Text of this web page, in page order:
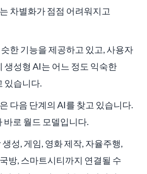
차별화가 점점 어려워지고
한 기능을 제공하고 있고, 사용자
생성형 AI는 어느 정도 익숙한
있습니다.
다음 단계의 AI를 찾고 있습니다.
바로 월드 모델입니다.
성, 게임, 영화 제작, 자율주행,
방, 스마트시티까지 연결될 수